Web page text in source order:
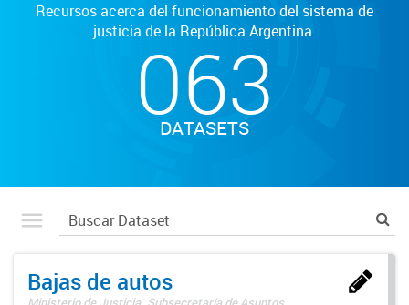
Recursos acerca del funcionamiento del sistema de
justicia de la República Argentina.
063
DATASETS
Bajas de autos